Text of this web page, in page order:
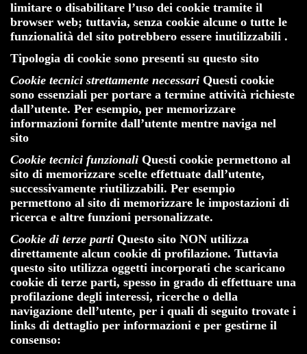
limitare o disabilitare l’uso dei cookie tramite il
browser web; tuttavia, senza cookie alcune o tutte le
funzionalità del sito potrebbero essere inutilizzabili .
Tipologia di cookie sono presenti su questo sito
Cookie tecnici strettamente necessari Questi cookie
sono essenziali per portare a termine attività richieste
dall’utente. Per esempio, per memorizzare
informazioni fornite dall’utente mentre naviga nel
sito
Cookie tecnici funzionali Questi cookie permettono al
sito di memorizzare scelte effettuate dall’utente,
successivamente riutilizzabili. Per esempio
permettono al sito di memorizzare le impostazioni di
ricerca e altre funzioni personalizzate.
Cookie di terze parti Questo sito NON utilizza
direttamente alcun cookie di profilazione. Tuttavia
questo sito utilizza oggetti incorporati che scaricano
cookie di terze parti, spesso in grado di effettuare una
profilazione degli interessi, ricerche o della
navigazione dell’utente, per i quali di seguito trovate i
links di dettaglio per informazioni e per gestirne il
consenso: